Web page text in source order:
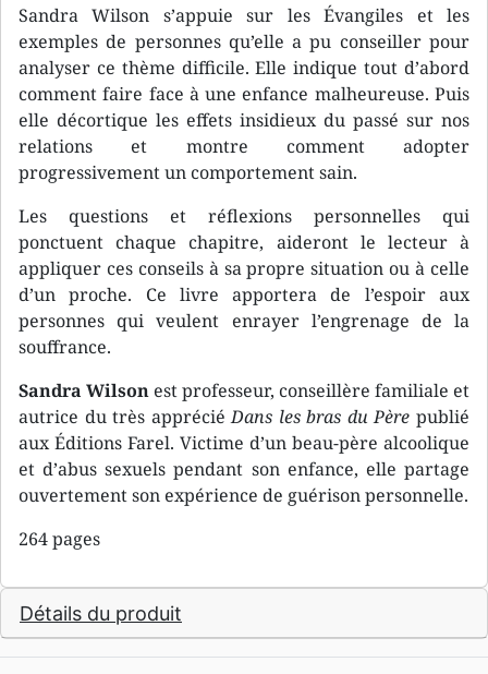
Sandra Wilson s’appuie sur les Évangiles et les
exemples de personnes qu’elle a pu conseiller pour
analyser ce thème difficile. Elle indique tout d’abord
comment faire face à une enfance malheureuse. Puis
elle décortique les effets insidieux du passé sur nos
relations et montre comment adopter
progressivement un comportement sain.
Les questions et réflexions personnelles qui
ponctuent chaque chapitre, aideront le lecteur à
appliquer ces conseils à sa propre situation ou à celle
d’un proche. Ce livre apportera de l’espoir aux
personnes qui veulent enrayer l’engrenage de la
souffrance.
Sandra Wilsonest professeur, conseillère familiale et
autrice du très appréciéDans les bras du Père publié
aux Éditions Farel. Victime d’un beau-père alcoolique
et d’abus sexuels pendant son enfance, elle partage
ouvertement son expérience de guérison personnelle.
264 pages
Détails du produit